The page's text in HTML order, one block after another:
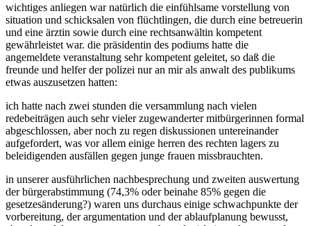
wichtiges anliegen war natürlich die einfühlsame vorstellung von
situation und schicksalen von flüchtlingen, die durch eine betreuerin
und eine ärztin sowie durch eine rechtsanwältin kompetent
gewährleistet war. die präsidentin des podiums hatte die
angemeldete veranstaltung sehr kompetent geleitet, so daß die
freunde und helfer der polizei nur an mir als anwalt des publikums
etwas auszusetzen hatten:
ich hatte nach zwei stunden die versammlung nach vielen
redebeiträgen auch sehr vieler zugewanderter mitbürgerinnen formal
abgeschlossen, aber noch zu regen diskussionen untereinander
aufgefordert, was vor allem einige herren des rechten lagers zu
beleidigenden ausfällen gegen junge frauen missbrauchten.
in unserer ausführlichen nachbesprechung und zweiten auswertung
der bürgerabstimmung (74,3% oder beinahe 85% gegen die
gesetzesänderung?) waren uns durchaus einige schwachpunkte der
vorbereitung, der argumentation und der ablaufplanung bewusst,